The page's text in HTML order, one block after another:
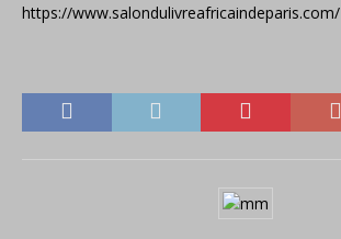
https://www.salondulivreafricaindeparis.com/